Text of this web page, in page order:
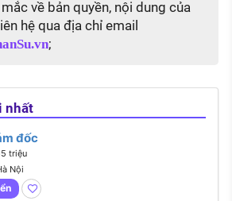
về bản quyền, nội dung của
hệ qua địa chỉ email
;
nhất
đốc
triệu
Nội